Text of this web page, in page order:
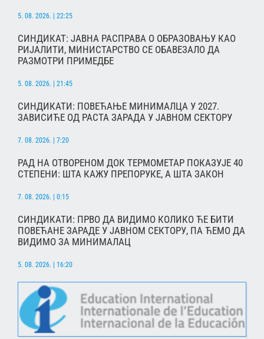
5. 08. 2026. | 22:25
СИНДИКАТ: ЈАВНА РАСПРАВА О ОБРАЗОВАЊУ КАО
РИЈАЛИТИ, МИНИСТАРСТВО СЕ ОБАВЕЗАЛО ДА
РАЗМОТРИ ПРИМЕДБЕ
5. 08. 2026. | 21:45
СИНДИКАТИ: ПОВЕЋАЊЕ МИНИМАЛЦА У 2027.
ЗАВИСИЋЕ ОД РАСТА ЗАРАДА У ЈАВНОМ СЕКТОРУ
7. 08. 2026. | 7:20
РАД НА ОТВОРЕНОМ ДОК ТЕРМОМЕТАР ПОКАЗУЈЕ 40
СТЕПЕНИ: ШТА КАЖУ ПРЕПОРУКЕ, А ШТА ЗАКОН
7. 08. 2026. | 0:15
СИНДИКАТИ: ПРВО ДА ВИДИМО КОЛИКО ЋЕ БИТИ
ПОВЕЋАНЕ ЗАРАДЕ У ЈАВНОМ СЕКТОРУ, ПА ЋЕМО ДА
ВИДИМО ЗА МИНИМАЛАЦ
5. 08. 2026. | 16:20